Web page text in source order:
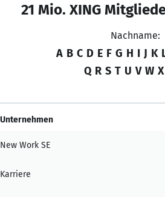
21 Mio. XING
Nachname:
A B C D E F G H I J K
Q R S T U V W X
Unternehmen
New Work SE
Karriere